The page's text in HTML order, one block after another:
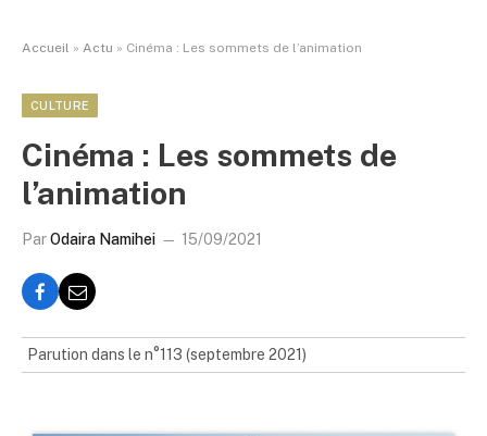
Accueil » Actu » Cinéma : Les sommets de l’animation
CULTURE
Cinéma : Les sommets de
l’animation
ParOdaira Namihei 15/09/2021
Parution dans le n°113 (septembre 2021)